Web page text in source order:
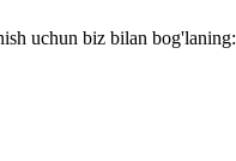
uchun biz bilan bog'laning: